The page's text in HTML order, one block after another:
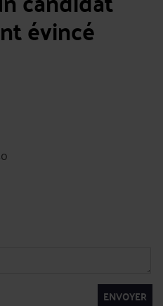
évincé
ENVOYER